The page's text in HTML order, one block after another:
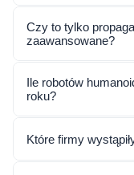
Czy to tylko
zaawansowane?
Ile robotów
roku?
Które firmy